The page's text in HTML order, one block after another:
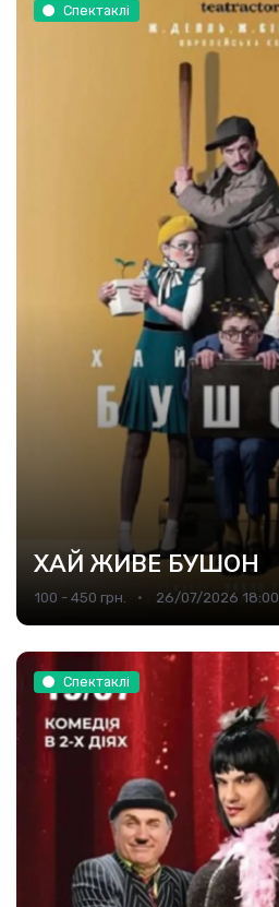
Спектаклі
ХАЙ ЖИВЕ БУШОН
100 - 450 грн. 26/07/2026 18:00
Спектаклі